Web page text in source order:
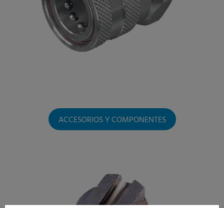
ACCESORIOS Y COMPONENTES